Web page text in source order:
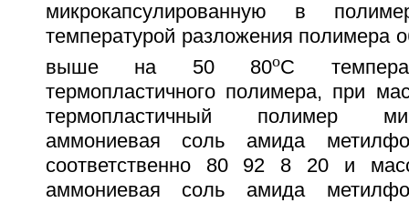
микрокапсулированную в
температурой разложения полимера
выше на 50 80oС
термопластичного полимера, при
термопластичный полимер
аммониевая соль амида
соответственно 80 92 8 20 и
аммониевая соль амида